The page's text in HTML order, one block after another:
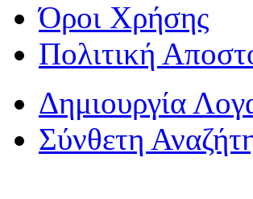
Όροι Χρήσης
Πολιτική
Δημιουργία
Σύνθετη